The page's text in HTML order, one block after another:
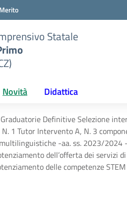
Statale
Novità Didattica
Graduatorie Definitive Selezione
N. 1 Tutor Intervento A, N. 3
-aa. ss. 2023/2024
dell’offerta dei servizi
delle competenze